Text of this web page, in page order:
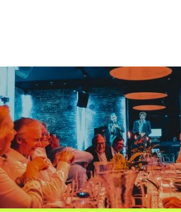
SEHEN. STAUNEN.
Vier kurze Videos, die Stimmung machen: Ben
Humor und holt alle ab – vom ersten Moment bis zum
nachklingt.